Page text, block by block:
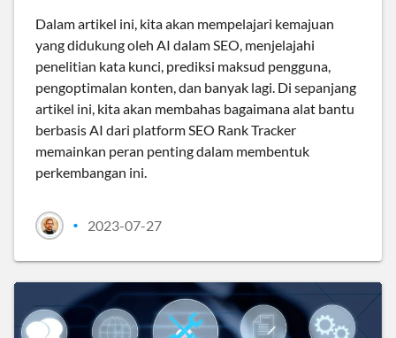
Dalam artikel ini, kita akan mempelajari kemajuan
yang didukung oleh AI dalam SEO, menjelajahi
penelitian kata kunci, prediksi maksud pengguna,
pengoptimalan konten, dan banyak lagi. Di sepanjang
artikel ini, kita akan membahas bagaimana alat bantu
berbasis AI dari platform SEO Rank Tracker
memainkan peran penting dalam membentuk
perkembangan ini.
• 2023-07-27